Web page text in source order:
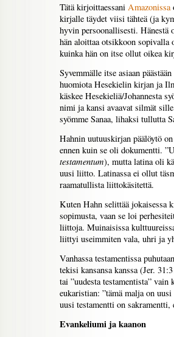
Tätä kirjoittaessani Amazonissa
kirjalle täydet viisi tähteä (ja
hyvin persoonallisesti. Hänestä
hän aloittaa otsikkoon sopivalla
kuinka hän on itse ollut oikea
Syvemmälle itse asiaan
huomiota Hesekielin kirjan ja
käskee Hesekieliä/Johannesta
nimi ja kansi avaavat silmät
syömme Sanaa, lihaksi tullutta
Hahnin uutuuskirjan päälöytö
ennen kuin se oli dokumentti.
testamentum), mutta latina oli
uusi liitto. Latinassa ei ollut
raamatullista liittokäsitettä.
Kuten Hahn selittää jokaisessa
sopimusta, vaan se loi
liittoja. Muinaisissa
liittyi useimmiten vala, uhri ja
Vanhassa testamentissa
tekisi kansansa kanssa (Jer.
tai ”uudesta testamentista” vain
eukaristian: ”tämä malja on
uusi testamentti on
Evankeliumi ja kaanon